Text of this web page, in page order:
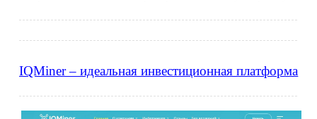
IQMiner – идеальная инвестиционная платформа